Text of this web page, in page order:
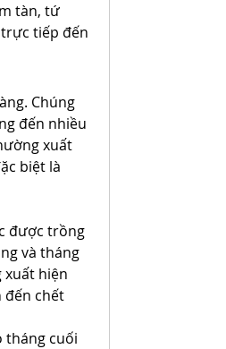
tàn, tứ
tiếp đến
Chúng
đến nhiều
xuất
biệt là
được trồng
và tháng
xuất hiện
đến chết
tháng cuối